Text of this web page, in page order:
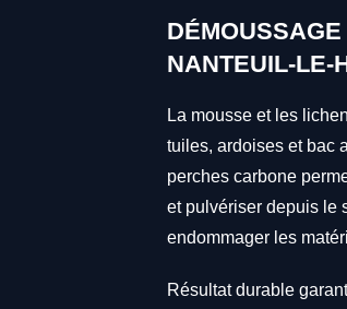
NANTEUIL-LE-
La mousse et les
tuiles, ardoises et bac
perches carbone
et pulvériser depuis le
endommager les
Résultat durable